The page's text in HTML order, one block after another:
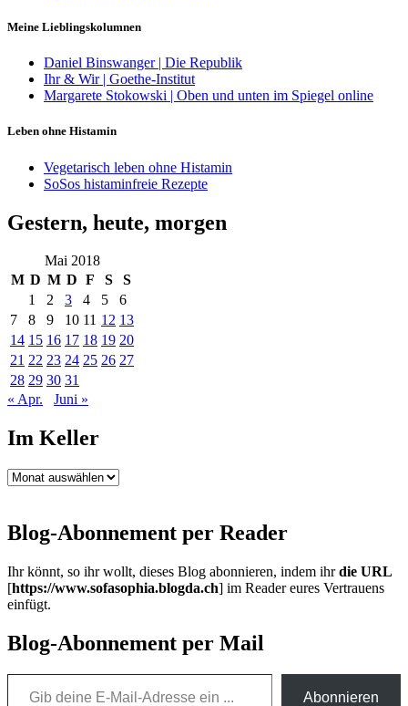
Meine Lieblingskolumnen
Daniel Binswanger | Die Republik
Ihr & Wir | Goethe-Institut
Margarete Stokowski | Oben und unten im Spiegel online
Leben ohne Histamin
Vegetarisch leben ohne Histamin
SoSos histaminfreie Rezepte
Gestern, heute, morgen
Mai 2018
M D M D F S
S
1
2 3 4 5
6
7
8 9 10 11 12 13
14 15 16 17 18 19 20
21 22 23 24 25 26 27
28 29 30 31
« Apr.
Juni »
Im Keller
Im
Blog-Abonnement per Reader
Ihr könnt, so ihr wollt, dieses Blog abonnieren, indem ihrdie URL
[https://www.sofasophia.blogda.ch] im Reader eures Vertrauens
einfügt.
Blog-Abonnement per Mail
Gib deine E-Mail-Adresse ein ...
Abonnieren